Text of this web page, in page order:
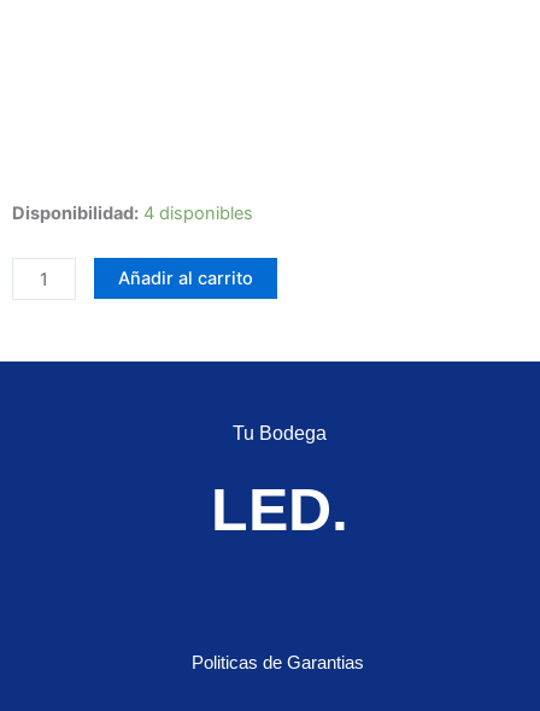
Disponibilidad: 4 disponibles
Exploradora
Minidriver
doble
dual
Añadir al carrito
Tu Bodega
LED.
Politicas de Garantias